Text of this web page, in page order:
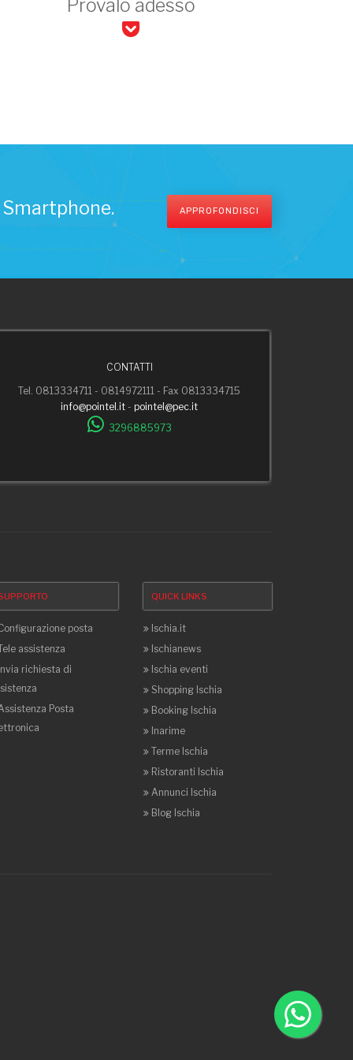
Provalo adesso
APPROFONDISCI
CONTATTI
Tel. 0813334711 - 0814972111 - Fax 0813334715
info@pointel.it - pointel@pec.it
3296885973
posta
assistenza
richiesta di
Posta
QUICK LINKS
Ischia.it
Ischianews
Ischia eventi
Shopping Ischia
Booking Ischia
Inarime
Terme Ischia
Ristoranti Ischia
Annunci Ischia
Blog Ischia